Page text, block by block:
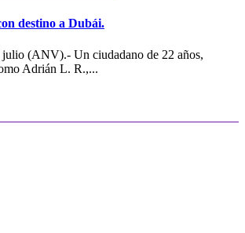
destino a Dubái.
julio (ANV).- Un ciudadano de 22 años,
Adrián L. R.,...